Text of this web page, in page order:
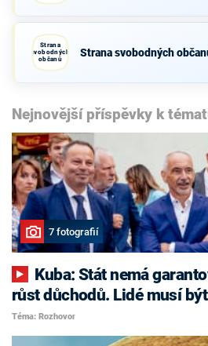
Strana
svobodných
občanů
Strana svobodných
Nejnovější příspěvky k
7 fotografií
růst důchodů. Lidé musí
Téma: Rozhovor